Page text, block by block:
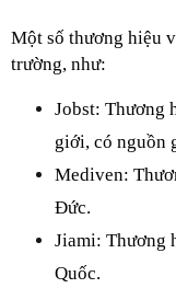
Một số thương hiệu
trường, như:
Jobst: Thương
giới, có nguồn
Mediven:
Đức.
Jiami: Thương
Quốc.